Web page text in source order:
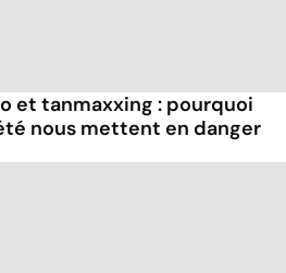
et tanmaxxing : pourquoi
nous mettent en danger